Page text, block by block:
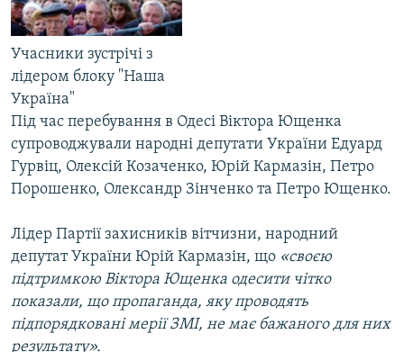
Учасники зустрічі з
лідером блоку "Наша
Україна"
Під час перебування в Одесі Віктора Ющенка
супроводжували народні депутати України Едуард
Гурвіц, Олексій Козаченко, Юрій Кармазін, Петро
Порошенко, Олександр Зінченко та Петро Ющенко.
Лідер Партії захисників вітчизни, народний
депутат України Юрій Кармазін, що «своєю
підтримкою Віктора Ющенка одесити чітко
показали, що пропаганда, яку проводять
підпорядковані мерії ЗМІ, не має бажаного для них
результату».